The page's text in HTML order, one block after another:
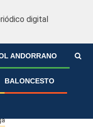
ANDORRANO
BALONCESTO